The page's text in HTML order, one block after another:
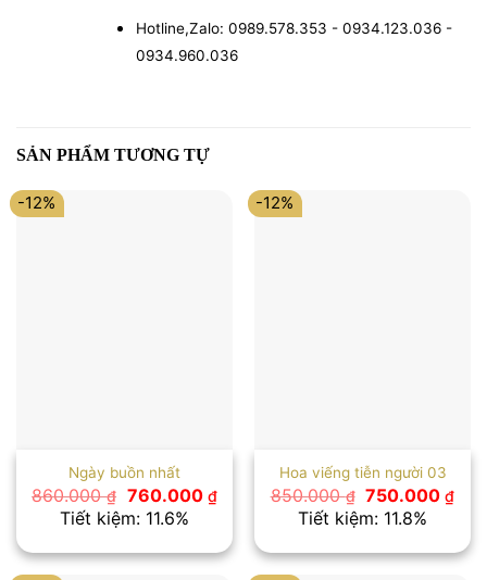
Hotline,Zalo: 0989.578.353 - 0934.123.036 -
0934.960.036
SẢN PHẨM TƯƠNG TỰ
-12%
Ngày buồn nhất
860.000₫ Giá
gốc
là:
760.000 ₫Giá
hiện
là:
760.000 ₫.
Tiết kiệm: 11.6%
-12%
Hoa viếng tiễn người 03
850.000₫ Giá
gốc
là:
750.000₫Giá
là:
Tiết kiệm: 11.8%